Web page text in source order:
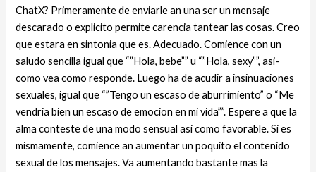
ChatX? Primeramente de enviarle an una ser un mensaje
descarado o explicito permite carencia tantear las cosas. Creo
que estara en sintonia que es. Adecuado. Comience con un
saludo sencilla igual que “”Hola, bebe”” u “”Hola, sexy””, asi­
como vea como responde. Luego ha de acudir a insinuaciones
sexuales, igual que “”Tengo un escaso de aburrimiento” o “Me
vendria bien un escaso de emocion en mi vida””. Espere a que la
alma conteste de una modo sensual asi­ como favorable. Si es
mismamente, comience an aumentar un poquito el contenido
sexual de los mensajes. Va aumentando bastante mas la